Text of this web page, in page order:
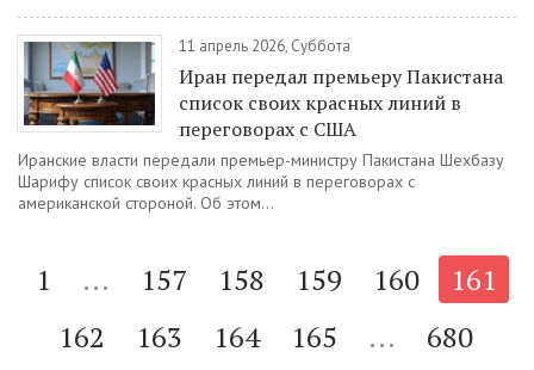
11 апрель 2026, Суббота
Иран передал премьеру Пакистана
список своих красных линий в
переговорах с США
Иранские власти передали премьер-министру Пакистана Шехбазу
Шарифу список своих красных линий в переговорах с
американской стороной. Об этом...
1 ... 157 158 159 160
161
162
163 164 165 ... 680